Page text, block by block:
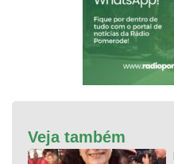
Veja também